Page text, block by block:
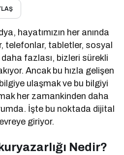
hayatımızın her anında
telefonlar, tabletler, sosyal
fazlası, bizleri sürekli
Ancak bu hızla gelişen
ulaşmak ve bu bilgiyi
her zamankinden daha
İşte bu noktada dijital
giriyor.
Nedir?